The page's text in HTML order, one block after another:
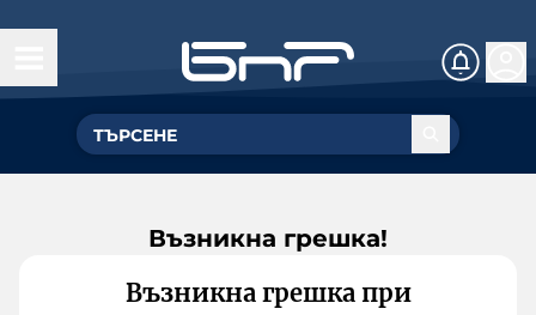
Възникна грешка!
Възникна грешка при